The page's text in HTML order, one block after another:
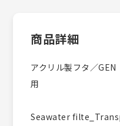
商品詳細
アクリル製フタ／
用
Seawater